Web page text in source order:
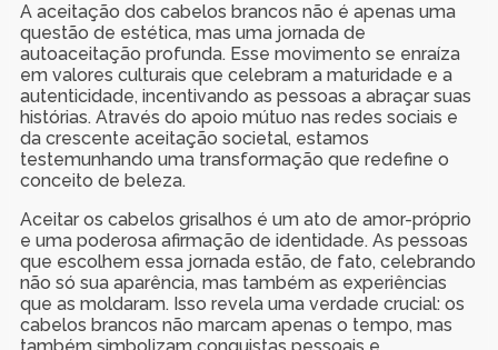
A aceitação dos cabelos brancos não é apenas uma
questão de estética, mas uma jornada de
autoaceitação profunda. Esse movimento se enraíza
em valores culturais que celebram a maturidade e a
autenticidade, incentivando as pessoas a abraçar suas
histórias. Através do apoio mútuo nas redes sociais e
da crescente aceitação societal, estamos
testemunhando uma transformação que redefine o
conceito de beleza.
Aceitar os cabelos grisalhos é um ato de amor-próprio
e uma poderosa afirmação de identidade. As pessoas
que escolhem essa jornada estão, de fato, celebrando
não só sua aparência, mas também as experiências
que as moldaram. Isso revela uma verdade crucial: os
cabelos brancos não marcam apenas o tempo, mas